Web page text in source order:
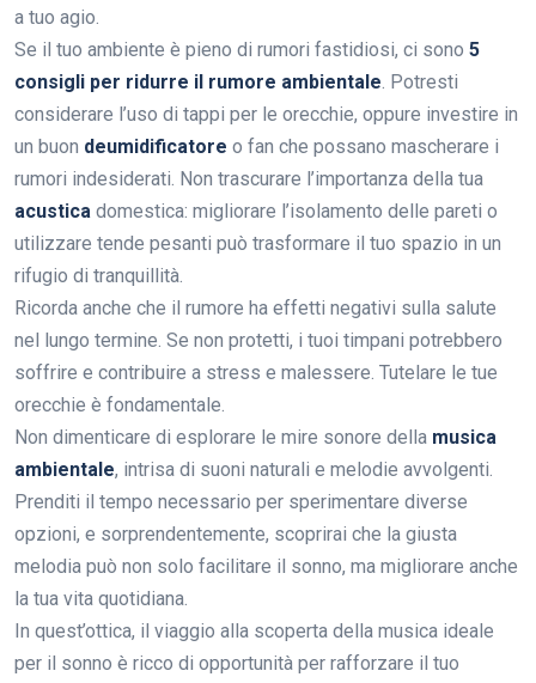
a tuo agio.
Se il tuo ambiente è pieno di rumori fastidiosi, ci sono 5
consigli per ridurre il rumore ambientale. Potresti
considerare l’uso di tappi per le orecchie, oppure investire in
un buon deumidificatore o fan che possano mascherare i
rumori indesiderati. Non trascurare l’importanza della tua
acustica domestica: migliorare l’isolamento delle pareti o
utilizzare tende pesanti può trasformare il tuo spazio in un
rifugio di tranquillità.
Ricorda anche che il rumore ha effetti negativi sulla salute
nel lungo termine. Se non protetti, i tuoi timpani potrebbero
soffrire e contribuire a stress e malessere. Tutelare le tue
orecchie è fondamentale.
Non dimenticare di esplorare le mire sonore della musica
ambientale, intrisa di suoni naturali e melodie avvolgenti.
Prenditi il tempo necessario per sperimentare diverse
opzioni, e sorprendentemente, scoprirai che la giusta
melodia può non solo facilitare il sonno, ma migliorare anche
la tua vita quotidiana.
In quest’ottica, il viaggio alla scoperta della musica ideale
per il sonno è ricco di opportunità per rafforzare il tuo